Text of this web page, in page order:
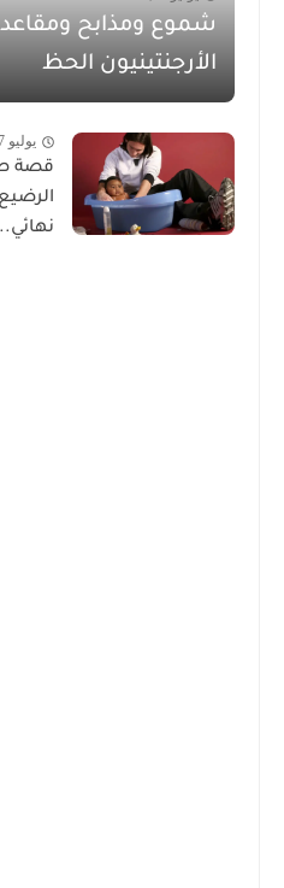
شموع ومذابح ومقاعد
الأرجنتينيون الحظ
يوليو 17, 2026
قصة